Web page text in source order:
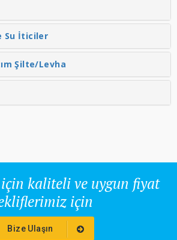
Su İticiler
Şilte/Levha
kaliteli ve uygun fiyat
için
Bize Ulaşın